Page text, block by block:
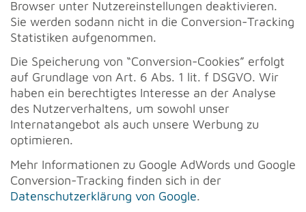
Browser unter Nutzereinstellungen deaktivieren.
Sie werden sodann nicht in die Conversion-Tracking
Statistiken aufgenommen.
Die Speicherung von “Conversion-Cookies” erfolgt
auf Grundlage von Art. 6 Abs. 1 lit. f DSGVO. Wir
haben ein berechtigtes Interesse an der Analyse
des Nutzerverhaltens, um sowohl unser
Internatangebot als auch unsere Werbung zu
optimieren.
Mehr Informationen zu Google AdWords und Google
Conversion-Tracking finden sich in der
Datenschutzerklärung von Google.